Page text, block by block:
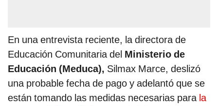
En una entrevista reciente, la directora de
Educación Comunitaria del Ministerio de
Educación (Meduca), Silmax Marce, deslizó
una probable fecha de pago y adelantó que se
están tomando las medidas necesarias para la